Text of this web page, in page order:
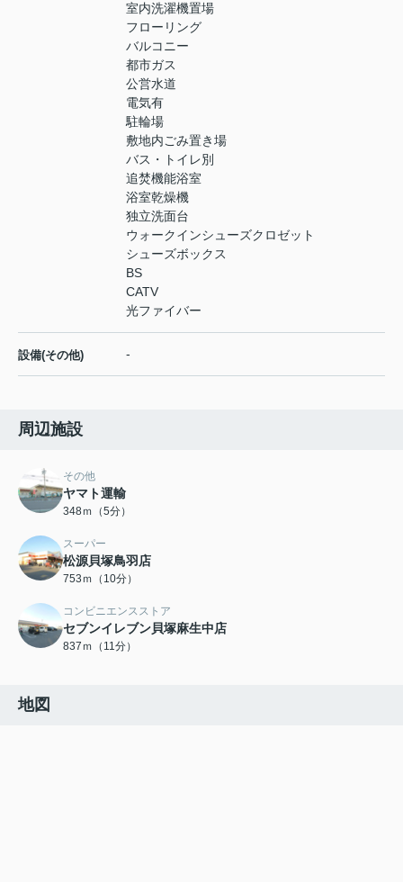
室内洗濯機置場
フローリング
バルコニー
都市ガス
公営水道
電気有
駐輪場
敷地内ごみ置き場
バス・トイレ別
追焚機能浴室
浴室乾燥機
独立洗面台
ウォークインシューズクロゼット
シューズボックス
BS
CATV
光ファイバー
設備(その他) -
周辺施設
その他
ヤマト運輸
348ｍ（5分）
スーパー
松源貝塚鳥羽店
753ｍ（10分）
コンビニエンスストア
セブンイレブン貝塚麻生中店
837ｍ（11分）
地図